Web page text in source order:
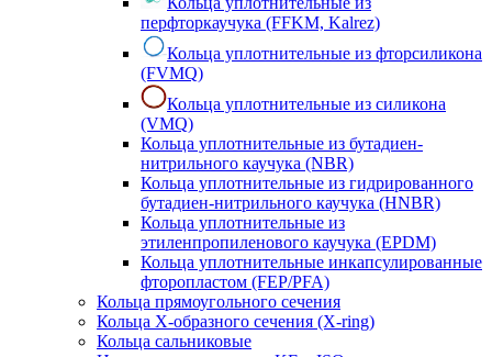
перфторкаучука (FFKM, Kalrez)
Кольца уплотнительные из фторсиликона
(FVMQ)
Кольца уплотнительные из силикона
(VMQ)
Кольца уплотнительные из бутадиен-
нитрильного каучука (NBR)
Кольца уплотнительные из гидрированного
бутадиен-нитрильного каучука (HNBR)
Кольца уплотнительные из
этиленпропиленового каучука (EPDM)
Кольца уплотнительные инкапсулированные
фторопластом (FEP/PFA)
Кольца прямоугольного сечения
Кольца Х-образного сечения (X-ring)
Кольца сальниковые